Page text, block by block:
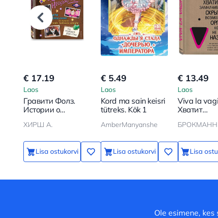
€ 17.19
Laos
Гравити Фолз.
Истории о
необъяснимом
ХИРШ А.
Lisa ostukorvi
€ 5.49
Laos
Kord ma sain keisri
tütreks. Kök 1
AmberManyanshe
Lisa ostukorvi
€ 13.49
Laos
Viva la
Хватит
скрытые
органа,
не принято
называть
Lisa
Ole esimene,